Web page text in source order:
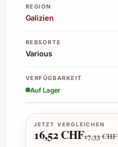
REGION
Galizien
REBSORTE
Various
VERFÜGBARKEIT
Auf Lager
JETZT VERGLEICHEN
16,52 CHF17,33 CHF